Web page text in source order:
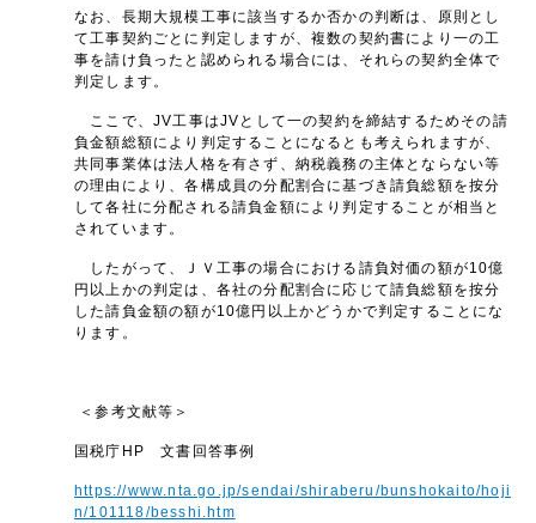
なお、長期大規模工事に該当するか否かの判断は、原則とし
て工事契約ごとに判定しますが、複数の契約書により一の工
事を請け負ったと認められる場合には、それらの契約全体で
判定します。
ここで、JV工事はJVとして一の契約を締結するためその請
負金額総額により判定することになるとも考えられますが、
共同事業体は法人格を有さず、納税義務の主体とならない等
の理由により、各構成員の分配割合に基づき請負総額を按分
して各社に分配される請負金額により判定することが相当と
されています。
したがって、ＪＶ工事の場合における請負対価の額が10億
円以上かの判定は、各社の分配割合に応じて請負総額を按分
した請負金額の額が10億円以上かどうかで判定することにな
ります。
＜参考文献等＞
国税庁HP 文書回答事例
https://www.nta.go.jp/sendai/shiraberu/bunshokaito/hoji
n/101118/besshi.htm